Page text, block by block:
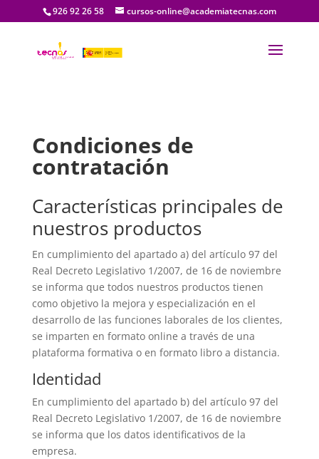
926 92 26 58 cursos-online@academiatecnas.com
Condiciones de
contratación
Características principales de
nuestros productos
En cumplimiento del apartado a) del artículo 97 del
Real Decreto Legislativo 1/2007, de 16 de noviembre
se informa que todos nuestros productos tienen
como objetivo la mejora y especialización en el
desarrollo de las funciones laborales de los clientes,
se imparten en formato online a través de una
plataforma formativa o en formato libro a distancia.
Identidad
En cumplimiento del apartado b) del artículo 97 del
Real Decreto Legislativo 1/2007, de 16 de noviembre
se informa que los datos identificativos de la
empresa.